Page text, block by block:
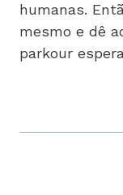
humanas.
mesmo e dê
parkour